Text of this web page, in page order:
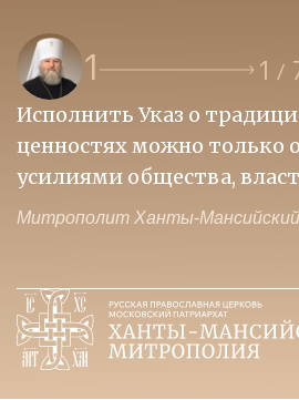
1 1 /
Исполнить Указ о
ценностях можно
усилиями общества,
Митрополит Ханты-